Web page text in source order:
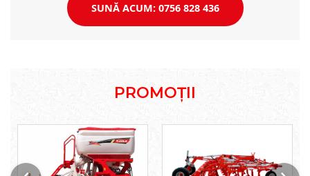
SUNĂ ACUM: 0756 828 436
PROMOȚII